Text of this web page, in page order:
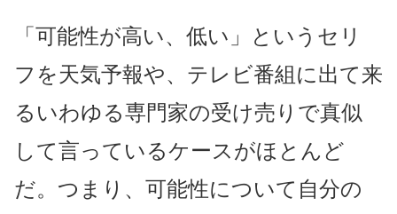
「可能性が高い、低い」というセリ
フを天気予報や、テレビ番組に出て来
るいわゆる専門家の受け売りで真似
して言っているケースがほとんど
だ。つまり、可能性について自分の